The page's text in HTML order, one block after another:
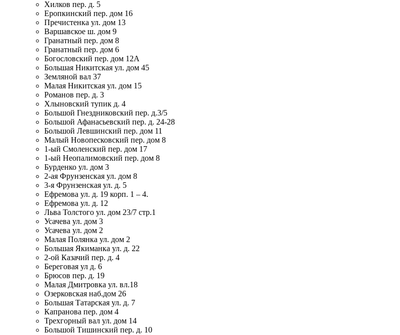
Хилков пер. д. 5
Еропкинский пер. дом 16
Пречистенка ул. дом 13
Варшавское ш. дом 9
Гранатный пер. дом 8
Гранатный пер. дом 6
Богословский пер. дом 12А
Большая Никитская ул. дом 45
Земляной вал 37
Малая Никитская ул. дом 15
Романов пер. д. 3
Хлыновский тупик д. 4
Большой Гнездниковский пер. д.3/5
Большой Афанасьевский пер. д. 24-28
Большой Левшинский пер. дом 11
Малый Новопесковский пер. дом 8
1-ый Смоленский пер. дом 17
1-ый Неопалимовский пер. дом 8
Бурденко ул. дом 3
2-ая Фрунзенская ул. дом 8
3-я Фрунзенская ул. д. 5
Ефремова ул. д. 19 корп. 1 – 4.
Ефремова ул. д. 12
Льва Толстого ул. дом 23/7 стр.1
Усачева ул. дом 3
Усачева ул. дом 2
Малая Полянка ул. дом 2
Большая Якиманка ул. д. 22
2-ой Казачий пер. д. 4
Береговая ул д. 6
Брюсов пер. д. 19
Малая Дмитровка ул. вл.18
Озерковская наб.дом 26
Большая Татарская ул. д. 7
Капранова пер. дом 4
Трехгорный вал ул. дом 14
Большой Тишинский пер. д. 10